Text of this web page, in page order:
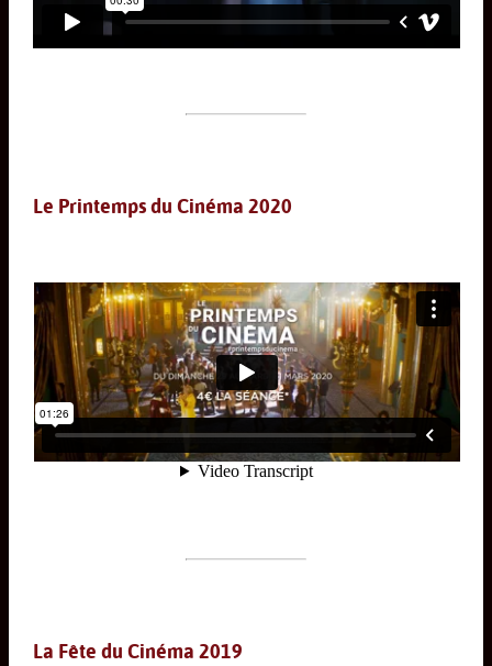
Le Printemps du Cinéma 2020
La Fête du Cinéma 2019